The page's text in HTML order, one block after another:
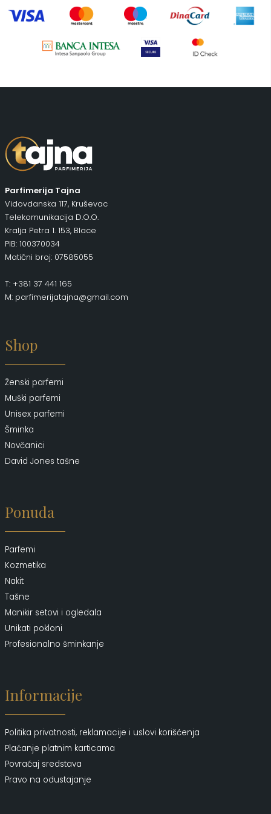
Uncategorized (1)
Parfimerija Tajna
Vidovdanska 117, Kruševac
Telekomunikacija D.O.O.
Kralja Petra 1. 153, Blace
PIB: 100370034
Matični broj: 07585055
T: +381 37 441 165
M: parfimerijatajna@gmail.com
Shop
Ženski parfemi
Muški parfemi
Unisex parfemi
Šminka
Novčanici
David Jones tašne
Ponuda
Parfemi
Kozmetika
Nakit
Tašne
Manikir setovi i ogledala
Unikati pokloni
Profesionalno šminkanje
Informacije
Politika privatnosti, reklamacije i uslovi korišćenja
Plaćanje platnim karticama
Povraćaj sredstava
Pravo na odustajanje